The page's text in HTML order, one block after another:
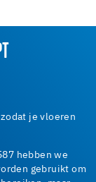
je vloeren
hebben we
gebruikt om